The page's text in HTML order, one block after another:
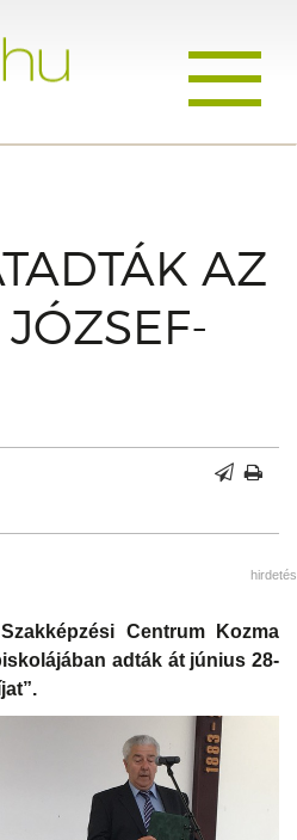
AZ
hirdetés
Centrum Kozma
adták át június 28-